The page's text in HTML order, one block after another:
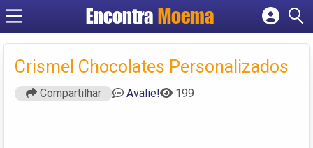
Encontra Moema
Criar conta
Crismel Chocolates Personalizados
Compartilhar Avalie! 199